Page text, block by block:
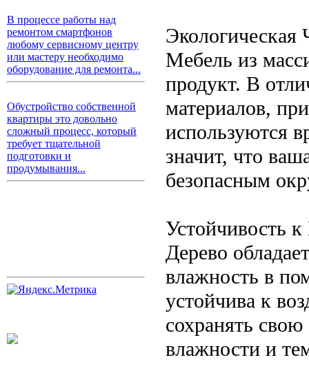
В процессе работы над
ремонтом смартфонов
любому сервисному центру
или мастеру необходимо
оборудование для ремонта...
Обустройство собственной
квартиры это довольно
сложный процесс, который
требует тщательной
подготовки и
продумывания...
Экологическая
Мебель из
продукт. В
материалов,
используются
значит, что
безопасным
Устойчивость
Дерево
влажность в
устойчива к
сохранять
влажности и